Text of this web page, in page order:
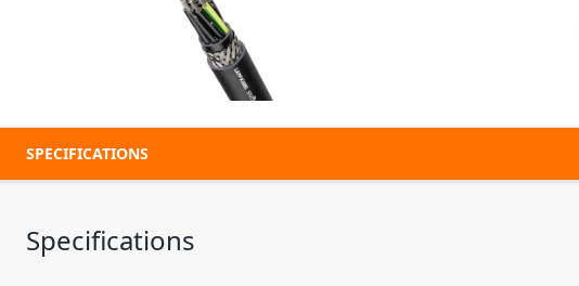
SPECIFICATIONS
Specifications